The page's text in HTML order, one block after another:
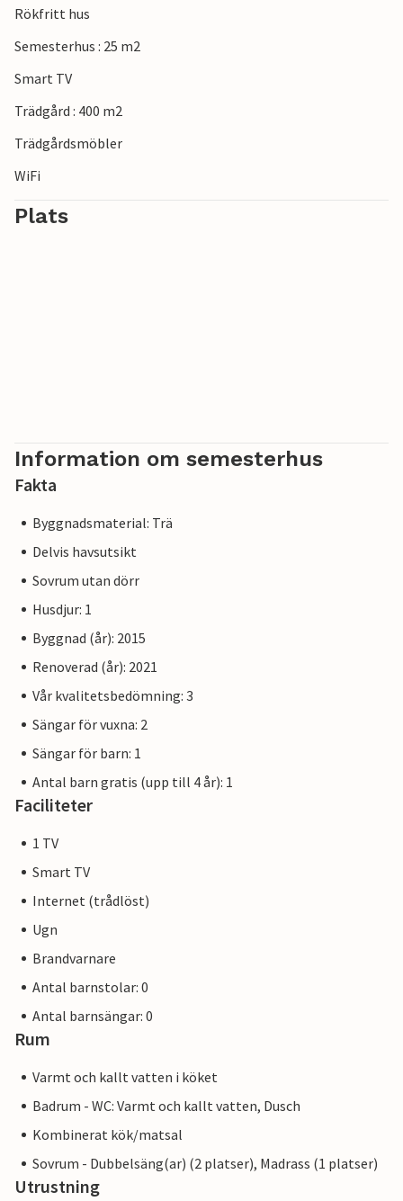
Rökfritt hus
Semesterhus : 25 m2
Smart TV
Trädgård : 400 m2
Trädgårdsmöbler
WiFi
Plats
Information om semesterhus
Fakta
Byggnadsmaterial: Trä
Delvis havsutsikt
Sovrum utan dörr
Husdjur: 1
Byggnad (år): 2015
Renoverad (år): 2021
Vår kvalitetsbedömning: 3
Sängar för vuxna: 2
Sängar för barn: 1
Antal barn gratis (upp till 4 år): 1
Faciliteter
1 TV
Smart TV
Internet (trådlöst)
Ugn
Brandvarnare
Antal barnstolar: 0
Antal barnsängar: 0
Rum
Varmt och kallt vatten i köket
Badrum - WC: Varmt och kallt vatten, Dusch
Kombinerat kök/matsal
Sovrum - Dubbelsäng(ar) (2 platser), Madrass (1 platser)
Utrustning